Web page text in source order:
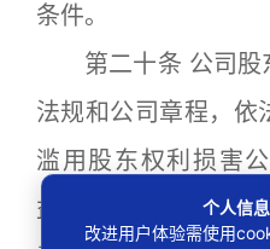
条件。
第二十条 公司股
法规和公司章程，依
滥用股东权利损害
益；不得滥用公司法
个人信
改进用户体验需使用